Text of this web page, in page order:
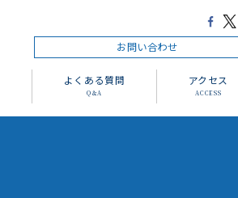
お問い合わせ
よくある質問
Q＆A
アクセス
ACCESS